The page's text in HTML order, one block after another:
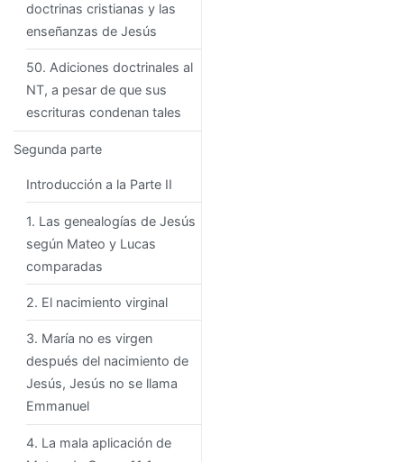
doctrinas cristianas y las
enseñanzas de Jesús
50. Adiciones doctrinales al
NT, a pesar de que sus
escrituras condenan tales
Segunda parte
Introducción a la Parte II
1. Las genealogías de Jesús
según Mateo y Lucas
comparadas
2. El nacimiento virginal
3. María no es virgen
después del nacimiento de
Jesús, Jesús no se llama
Emmanuel
4. La mala aplicación de